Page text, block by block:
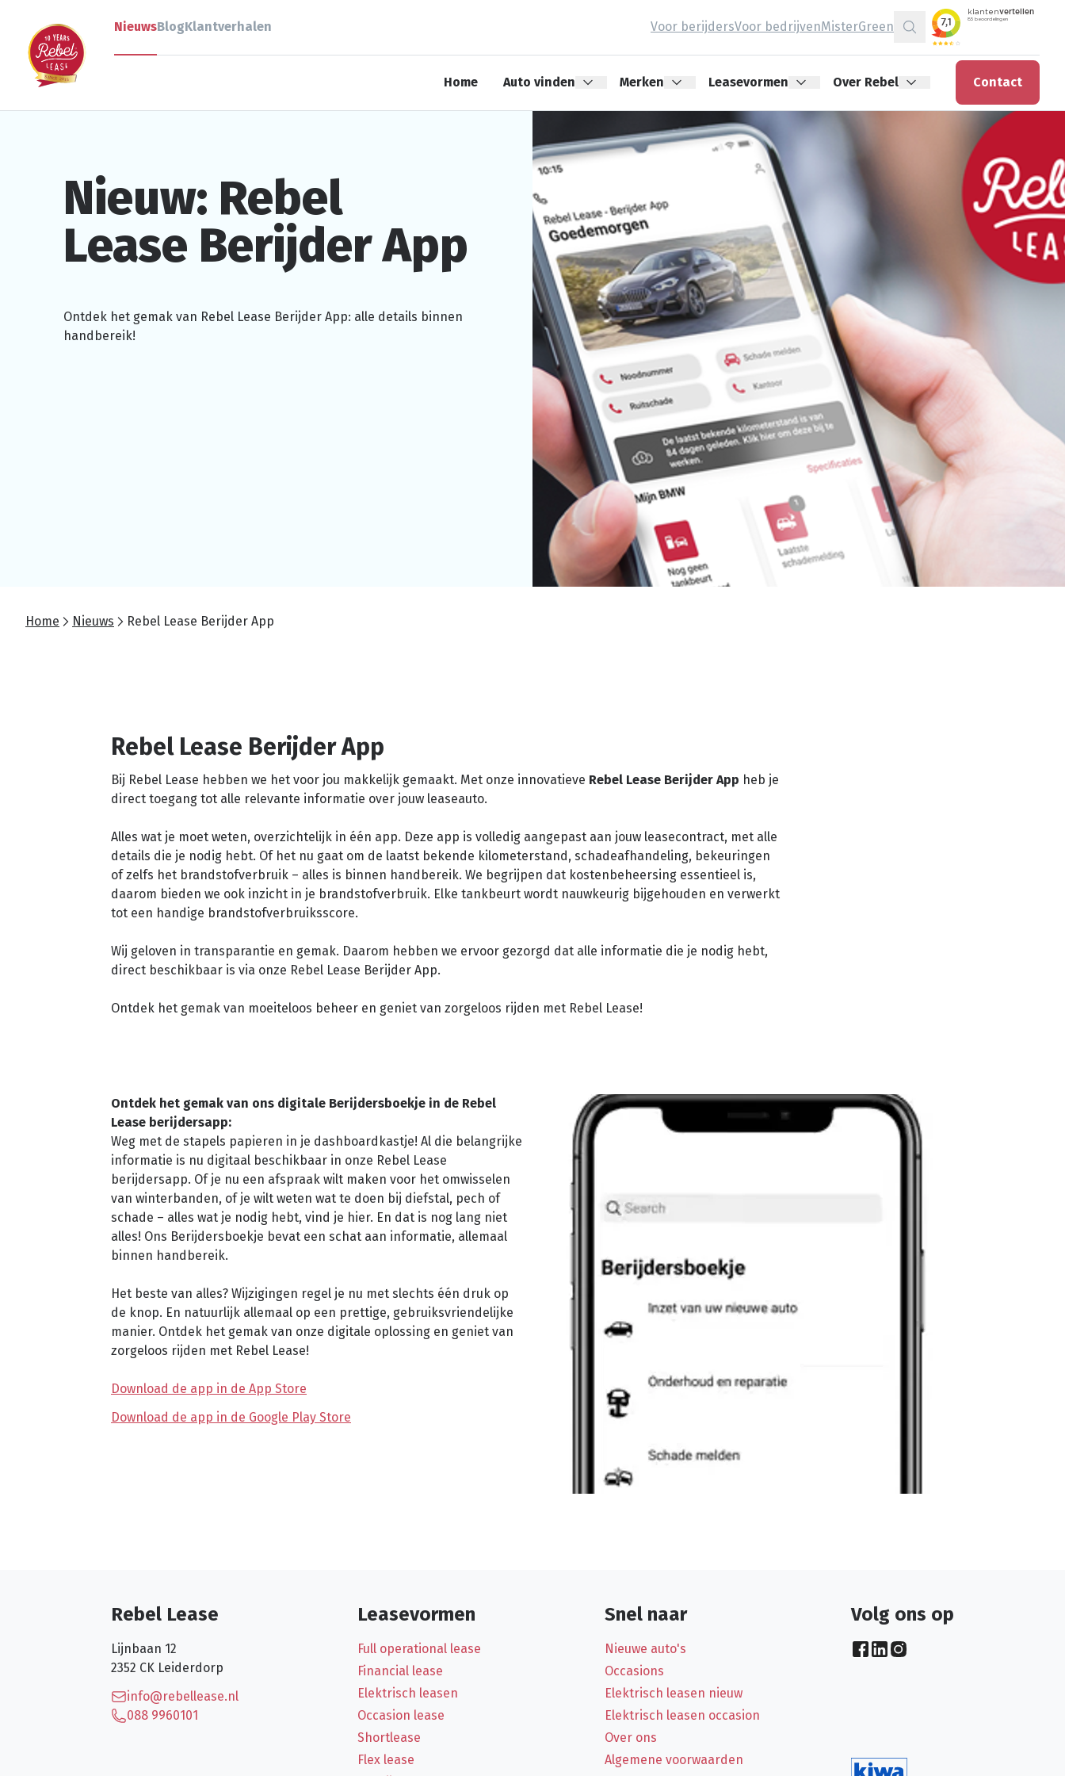
NieuwsBlogKlantverhalen Voor berijdersVoor bedrijvenMisterGreen
Zoeken
Home Auto vinden Merken Leasevormen Over Rebel Contact
Nieuw: Rebel
Lease Berijder App
Ontdek het gemak van Rebel Lease Berijder App: alle details binnen
handbereik!
Home Nieuws Rebel Lease Berijder App
Rebel Lease Berijder App
Bij Rebel Lease hebben we het voor jou makkelijk gemaakt. Met onze innovatieve Rebel Lease Berijder App heb je
direct toegang tot alle relevante informatie over jouw leaseauto.
Alles wat je moet weten, overzichtelijk in één app. Deze app is volledig aangepast aan jouw leasecontract, met alle
details die je nodig hebt. Of het nu gaat om de laatst bekende kilometerstand, schadeafhandeling, bekeuringen
of zelfs het brandstofverbruik – alles is binnen handbereik. We begrijpen dat kostenbeheersing essentieel is,
daarom bieden we ook inzicht in je brandstofverbruik. Elke tankbeurt wordt nauwkeurig bijgehouden en verwerkt
tot een handige brandstofverbruiksscore.
Wij geloven in transparantie en gemak. Daarom hebben we ervoor gezorgd dat alle informatie die je nodig hebt,
direct beschikbaar is via onze Rebel Lease Berijder App.
Ontdek het gemak van moeiteloos beheer en geniet van zorgeloos rijden met Rebel Lease!
Ontdek het gemak van ons digitale Berijdersboekje in de Rebel
Lease berijdersapp:
Weg met de stapels papieren in je dashboardkastje! Al die belangrijke
informatie is nu digitaal beschikbaar in onze Rebel Lease
berijdersapp. Of je nu een afspraak wilt maken voor het omwisselen
van winterbanden, of je wilt weten wat te doen bij diefstal, pech of
schade – alles wat je nodig hebt, vind je hier. En dat is nog lang niet
alles! Ons Berijdersboekje bevat een schat aan informatie, allemaal
binnen handbereik.
Het beste van alles? Wijzigingen regel je nu met slechts één druk op
de knop. En natuurlijk allemaal op een prettige, gebruiksvriendelijke
manier. Ontdek het gemak van onze digitale oplossing en geniet van
zorgeloos rijden met Rebel Lease!
Download de app in de App Store
Download de app in de Google Play Store
Rebel Lease
Lijnbaan 12
2352 CK Leiderdorp
info@rebellease.nl
088 9960101
Leasevormen
Full operational lease
Financial lease
Elektrisch leasen
Occasion lease
Shortlease
Flex lease
Snel naar
Nieuwe auto's
Occasions
Elektrisch leasen nieuw
Elektrisch leasen occasion
Over ons
Algemene voorwaarden
Volg ons op